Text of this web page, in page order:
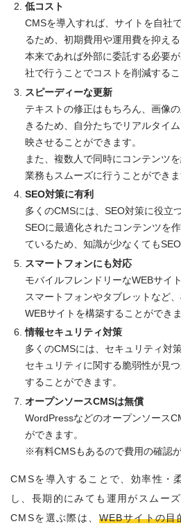
低コスト
CMSを導入すれば、サイトを自社
るため、初期費用や運用費を抑える
本来であれば外部に委託する必要
社で行うことでコストを削減するこ
スピーディーな更新
テキストの修正はもちろん、画像
きるため、自分たちでリアルタイ
映させることができます。
また、複数人で同時にコンテンツ
業務もスムーズに行うことができま
SEO対策に有利
多くのCMSには、SEO対策に役立
SEOに最適化されたコンテンツを
ているため、知識が少なくても
スマートフォンにも対応
モバイルフレンドリーなWEBサイ
スマートフォンやタブレットなど
WEBサイトを構築することができま
情報セキュリティ対策
多くのCMSには、セキュリティ対
セキュリティに関する脆弱性が見
することができます。
オープンソースCMSは無償
WordPressなどのオープンソース
ができます。
※有料CMSもあるので費用の確認が
CMSを導入することで、効率性・
し、長期的にみても運用がスムーズ
CMSを選ぶ際は、 WEBサイトの目